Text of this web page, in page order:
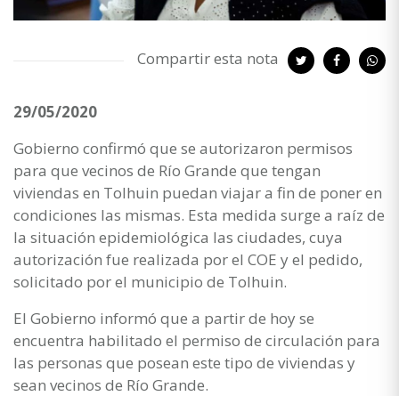
Compartir esta nota
29/05/2020
Gobierno confirmó que se autorizaron permisos
para que vecinos de Río Grande que tengan
viviendas en Tolhuin puedan viajar a fin de poner en
condiciones las mismas. Esta medida surge a raíz de
la situación epidemiológica las ciudades, cuya
autorización fue realizada por el COE y el pedido,
solicitado por el municipio de Tolhuin.
El Gobierno informó que a partir de hoy se
encuentra habilitado el permiso de circulación para
las personas que posean este tipo de viviendas y
sean vecinos de Río Grande.